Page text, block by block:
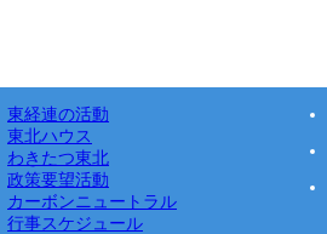
東経連の活動
東北ハウス
わきたつ東北
政策要望活動
カーボンニュートラル
行事スケジュール